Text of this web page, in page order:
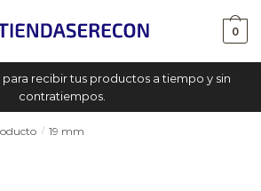
0
para recibir tus productos a tiempo y sin
contratiempos.
/ 19 mm